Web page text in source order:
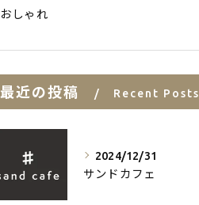
おしゃれ
最近の投稿 Recent Posts
2024/12/31
サンドカフェ